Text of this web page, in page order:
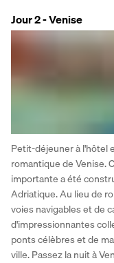
Jour 2 - Venise
Petit-déjeuner à l'hôtel
romantique de Venise.
importante a été
Adriatique. Au lieu de
voies navigables et de
d'impressionnantes
ponts célèbres et de
ville. Passez la nuit à